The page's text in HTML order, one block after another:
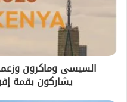
يشاركون بقمة